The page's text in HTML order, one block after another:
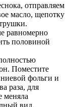
отправляем
масло, щепотку
равномерно
половиной
Поместите
фольги и
раза, для
меняла
вид.